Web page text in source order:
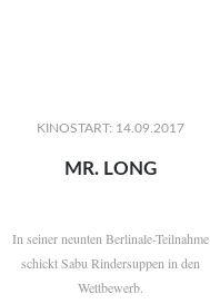
KINOSTART: 14.09.2017
MR. LONG
In seiner neunten Berlinale-Teilnahme
schickt Sabu Rindersuppen in den
Wettbewerb.